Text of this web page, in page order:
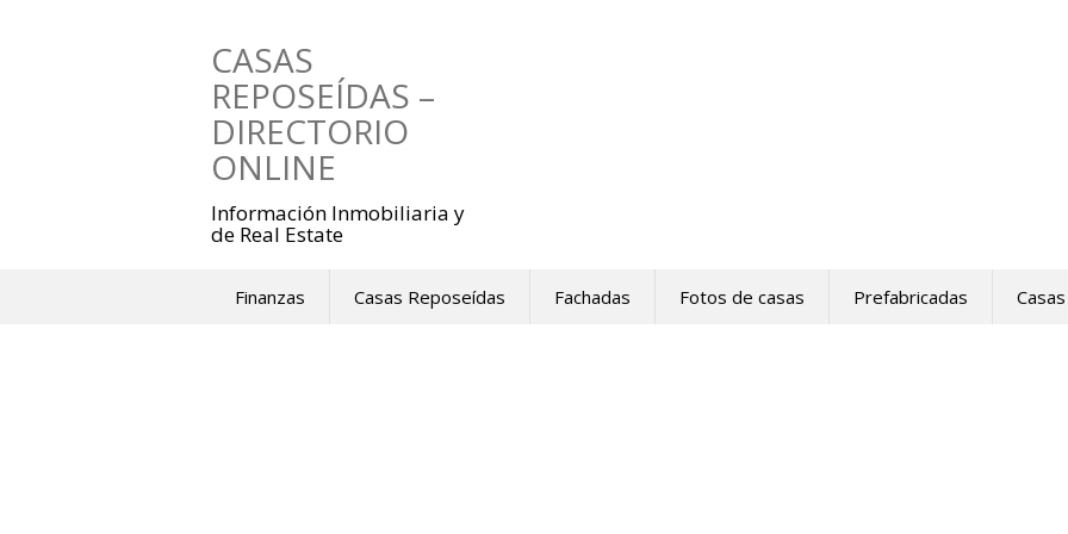
CASAS
REPOSEÍDAS –
DIRECTORIO
ONLINE
Información Inmobiliaria y
de Real Estate
Finanzas Casas Reposeídas Fachadas Fotos de casas Prefabricadas